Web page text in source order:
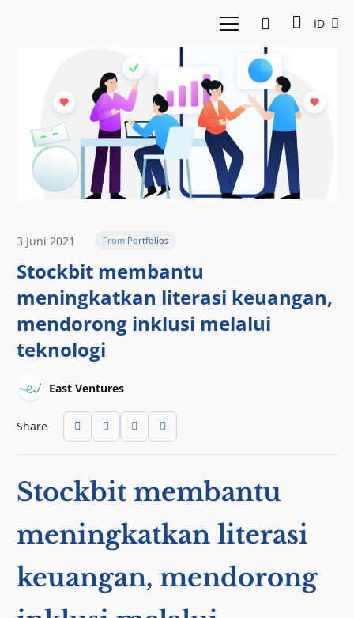
ID
3 Juni 2021 From Portfolios
Stockbit membantu
meningkatkan literasi keuangan,
mendorong inklusi melalui
teknologi
East Ventures
Share
Stockbit membantu
meningkatkan literasi
keuangan, mendorong